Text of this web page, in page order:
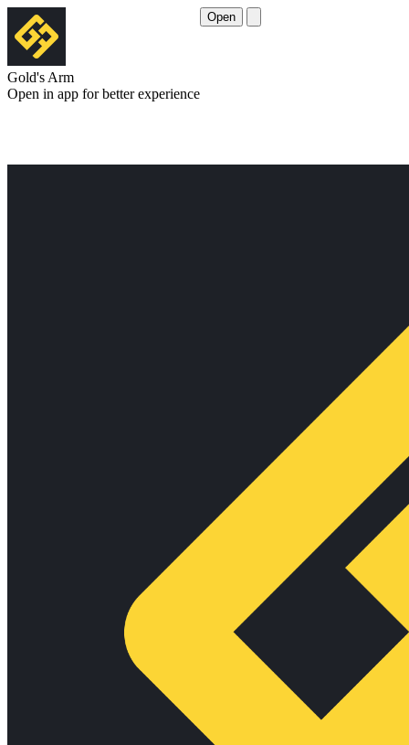
Gold's Arm
Open in app for better experience
Open